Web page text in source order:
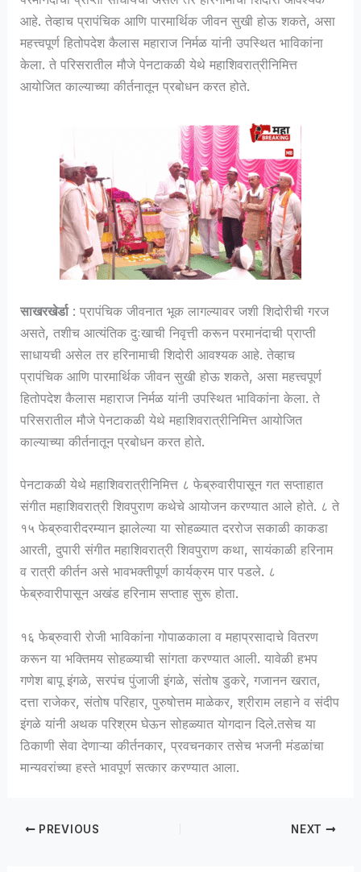
आहे. तेव्हाच प्रापंचिक आणि पारमार्थिक जीवन सुखी होऊ शकते, असा
महत्त्वपूर्ण हितोपदेश कैलास महाराज निर्मळ यांनी उपस्थित भाविकांना
केला. ते परिसरातील मौजे पेनटाकळी येथे महाशिवरात्रीनिमित्त
आयोजित काल्याच्या कीर्तनातून प्रबोधन करत होते.
साखरखेर्डा: प्रापंचिक जीवनात भूक लागल्यावर जशी शिदोरीची गरज
असते, तशीच आत्यंतिक दुःखाची निवृत्ती करून परमानंदाची प्राप्ती
साधायची असेल तर हरिनामाची शिदोरी आवश्यक आहे. तेव्हाच
प्रापंचिक आणि पारमार्थिक जीवन सुखी होऊ शकते, असा महत्त्वपूर्ण
हितोपदेश कैलास महाराज निर्मळ यांनी उपस्थित भाविकांना केला. ते
परिसरातील मौजे पेनटाकळी येथे महाशिवरात्रीनिमित्त आयोजित
काल्याच्या कीर्तनातून प्रबोधन करत होते.
पेनटाकळी येथे महाशिवरात्रीनिमित्त ८ फेब्रुवारीपासून गत सप्ताहात
संगीत महाशिवरात्री शिवपुराण कथेचे आयोजन करण्यात आले होते. ८ ते
१५ फेब्रुवारीदरम्यान झालेल्या या सोहळ्यात दररोज सकाळी काकडा
आरती, दुपारी संगीत महाशिवरात्री शिवपुराण कथा, सायंकाळी हरिनाम
व रात्री कीर्तन असे भावभक्तीपूर्ण कार्यक्रम पार पडले. ८
फेब्रुवारीपासून अखंड हरिनाम सप्ताह सुरू होता.
१६ फेब्रुवारी रोजी भाविकांना गोपाळकाला व महाप्रसादाचे वितरण
करून या भक्तिमय सोहळ्याची सांगता करण्यात आली. यावेळी हभप
गणेश बापू इंगळे, सरपंच पुंजाजी इंगळे, संतोष डुकरे, गजानन खरात,
दत्ता राजेकर, संतोष परिहार, पुरुषोत्तम माळेकर, श्रीराम लहाने व संदीप
इंगळे यांनी अथक परिश्रम घेऊन सोहळ्यात योगदान दिले.तसेच या
ठिकाणी सेवा देणाऱ्या कीर्तनकार, प्रवचनकार तसेच भजनी मंडळांचा
मान्यवरांच्या हस्ते भावपूर्ण सत्कार करण्यात आला.
PREVIOUS NEXT